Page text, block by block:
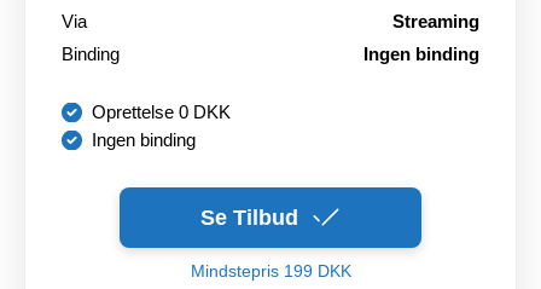
Via
Streaming
Binding
Ingen binding
Oprettelse 0 DKK
Ingen binding
Se Tilbud
Mindstepris 199 DKK